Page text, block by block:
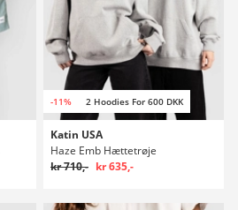
-11% 2 Hoodies For 600 DKK
Katin USA
Haze Emb Hættetrøje
kr 710,- kr 635,-